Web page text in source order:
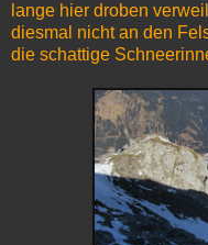
lange hier droben
diesmal nicht an den
die schattige